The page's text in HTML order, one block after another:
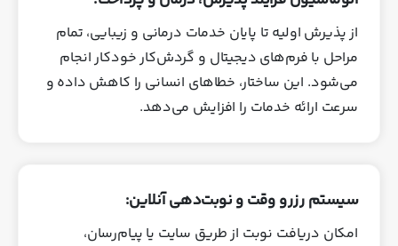
از پذیرش اولیه تا پایان خدمات درمانی و زیبایی، تمام
مراحل با فرم‌های دیجیتال و گردش‌کار خودکار انجام
می‌شود. این ساختار، خطاهای انسانی را کاهش داده و
سرعت ارائه خدمات را افزایش می‌دهد.
سیستم رزرو وقت و نوبت‌دهی آنلاین:
امکان دریافت نوبت از طریق سایت یا پیام‌رسان،